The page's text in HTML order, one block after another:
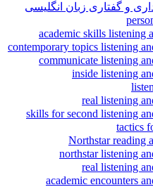
و گفتاری زبان انگلیسی